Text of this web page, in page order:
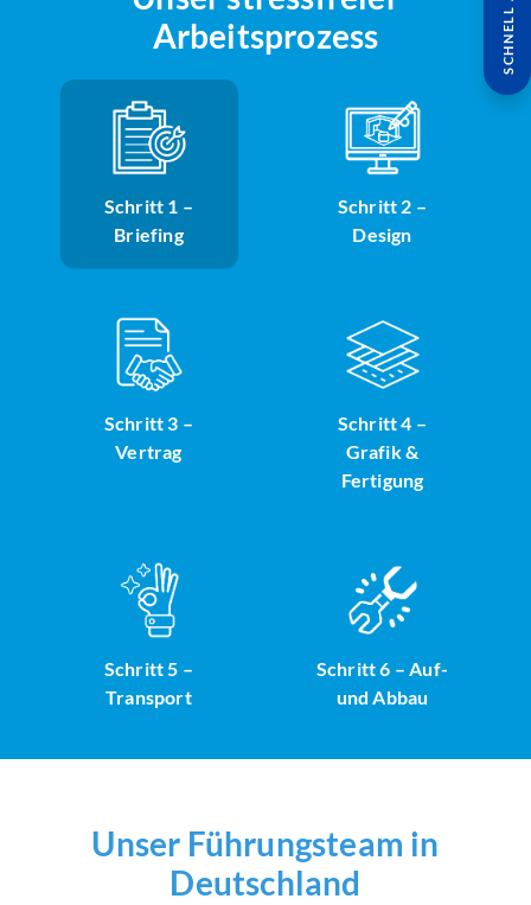
Arbeitsprozess
Schritt 1 –
Briefing
Schritt 2 –
Design
Schritt 3 –
Vertrag
Schritt 4 –
Grafik &
Fertigung
Schritt 5 –
Transport
Schritt 6 – Auf-
und Abbau
Unser Führungsteam in
Deutschland